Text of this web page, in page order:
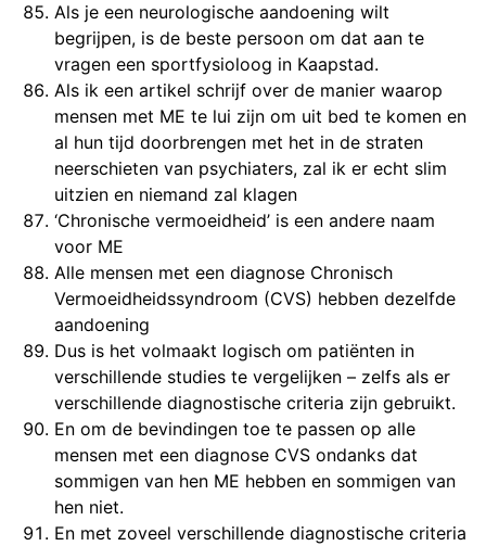
Als je een neurologische aandoening wilt
begrijpen, is de beste persoon om dat aan te
vragen een sportfysioloog in Kaapstad.
Als ik een artikel schrijf over de manier waarop
mensen met ME te lui zijn om uit bed te komen en
al hun tijd doorbrengen met het in de straten
neerschieten van psychiaters, zal ik er echt slim
uitzien en niemand zal klagen
‘Chronische vermoeidheid’ is een andere naam
voor ME
Alle mensen met een diagnose Chronisch
Vermoeidheidssyndroom (CVS) hebben dezelfde
aandoening
Dus is het volmaakt logisch om patiënten in
verschillende studies te vergelijken – zelfs als er
verschillende diagnostische criteria zijn gebruikt.
En om de bevindingen toe te passen op alle
mensen met een diagnose CVS ondanks dat
sommigen van hen ME hebben en sommigen van
hen niet.
En met zoveel verschillende diagnostische criteria